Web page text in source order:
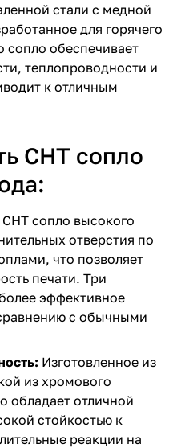
стали с медной
для горячего
сопло обеспечивает
теплопроводности и
к отличным
CHT сопло
CHT сопло высокого
отверстия по
что позволяет
печати. Три
эффективное
с обычными
Изготовленное из
из хромового
обладает отличной
стойкостью к
реакции на